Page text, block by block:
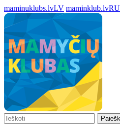
maminuklubs.lvLV maminklub.lvRU